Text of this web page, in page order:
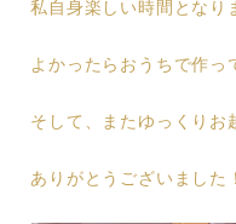
私自身楽しい時間となり
よかったらおうちで作っ
そして、またゆっくりお
ありがとうございました！